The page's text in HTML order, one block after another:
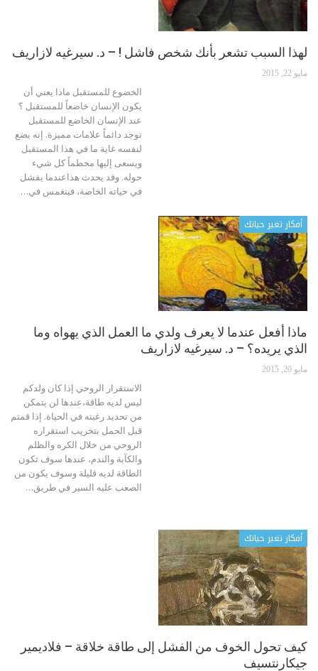
لهذا السبب تشعر بأنك شخص فاشل ! – د. سيرغيه لازاريف
مايو 22, 2015
الخضوع للمستقبل ماذا يعني أن
يكون الإنسان خاضعاً للمستقبل ؟
عند الإنسان الخاضع للمستقبل
توجد دائماً علامات مميزة. إنه يضع
لنفسه غاية ما في هذا المستقبل
ويسعى إليها محطماً كل شيء
حوله. وقد يحدث هذاعندما يفشل
في حياته الخاصة، فينغمس في…
أفكار تغير حياتك
ماذا أفعل عندما لا يعرف ولدي ما العمل الذي يهواه وما
الذي يريده؟ – د. سيرغيه لازاريف
مايو 20, 2015
الاستقرار الروحي إذا كان ولدكم
ليس لديه طاقة،عندها لن يتمكن
من تحديد رغبته في الحياة. إذا قمتم
قبل الحمل بتخريب استقراره
الروحي من خلال الكره والظلم
والكآبة والندم، عندها سوف تكون
الطاقة لديه قليلة وسوف يكون من
الصعب عليه السير في طريق…
أفكار تغير حياتك
كيف تحول الخوف من الفشل إلى طاقة خلاقة – فلاديمير
جيكارنتسيف